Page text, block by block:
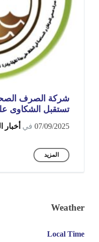
شركة الصرف
تستقبل الشكاوى
07/09/2025 في
المزيد
Weather
Local Time